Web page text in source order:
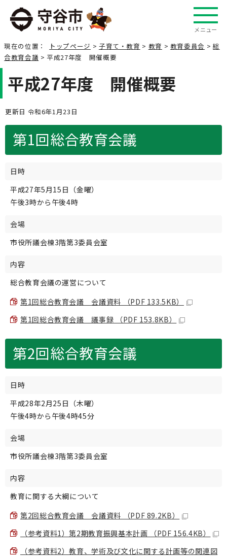
メニュー
現在の位置： トップページ > 子育て・教育 > 教育 > 教育委員会 > 総
合教育会議 > 平成27年度 開催概要
平成27年度 開催概要
更新日 令和6年1月23日
第1回総合教育会議
日時
平成27年5月15日（金曜）
午後3時から午後4時
会場
市役所議会棟3階第3委員会室
内容
総合教育会議の運営について
第1回総合教育会議 会議資料 （PDF 133.5KB）
第1回総合教育会議 議事録 （PDF 153.8KB）
第2回総合教育会議
日時
平成28年2月25日（木曜）
午後4時から午後4時45分
会場
市役所議会棟3階第3委員会室
内容
教育に関する大綱について
第2回総合教育会議 会議資料 （PDF 89.2KB）
（参考資料1）第2期教育振興基本計画 （PDF 156.4KB）
（参考資料2）教育、学術及び文化に関する計画等の関連図